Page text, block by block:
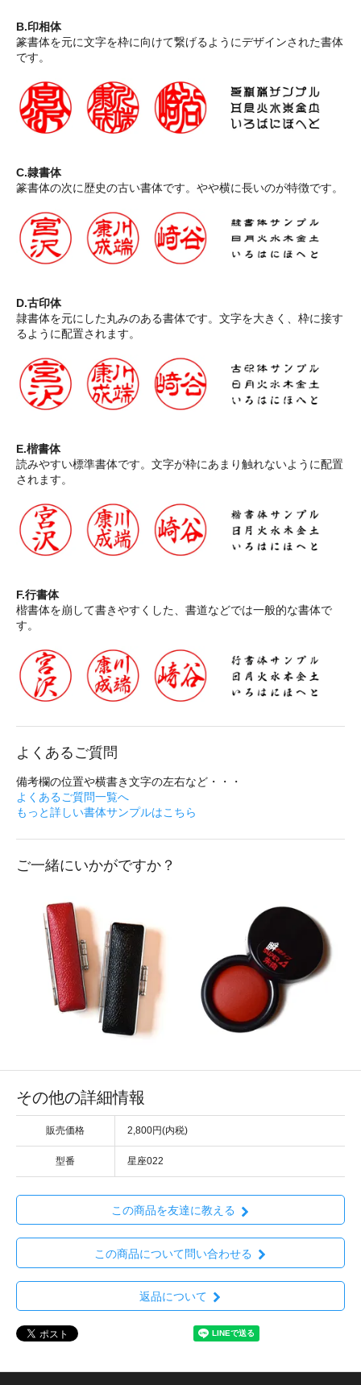
B.印相体
篆書体を元に文字を枠に向けて繋げるようにデザインされた書体
です。
C.隷書体
篆書体の次に歴史の古い書体です。やや横に長いのが特徴です。
D.古印体
隷書体を元にした丸みのある書体です。文字を大きく、枠に接す
るように配置されます。
E.楷書体
読みやすい標準書体です。文字が枠にあまり触れないように配置
されます。
F.行書体
楷書体を崩して書きやすくした、書道などでは一般的な書体で
す。
よくあるご質問
備考欄の位置や横書き文字の左右など・・・
よくあるご質問一覧へ
もっと詳しい書体サンプルはこちら
ご一緒にいかがですか？
その他の詳細情報
販売価格 2,800円(内税)
型番 星座022
この商品を友達に教える
この商品について問い合わせる
返品について